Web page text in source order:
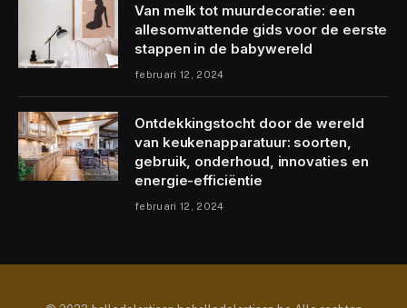
Van melk tot muurdecoratie: een
allesomvattende gids voor de eerste
stappen in de babywereld
februari 12, 2024
Ontdekkingstocht door de wereld
van keukenapparatuur: soorten,
gebruik, onderhoud, innovaties en
energie-efficiëntie
februari 12, 2024